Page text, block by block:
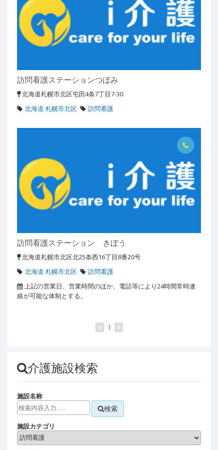
訪問看護ステーションつぼみ
北海道札幌市北区屯田4条7丁目7-30
北海道 札幌市北区
訪問看護
訪問看護ステーション きぼう
北海道札幌市北区北25条西16丁目8番20号
北海道 札幌市北区
訪問看護
上記の営業日、営業時間のほか、電話等により24時間常時連
絡が可能な体制とする。
1
介護施設検索
施設名称
検索
施設カテゴリ